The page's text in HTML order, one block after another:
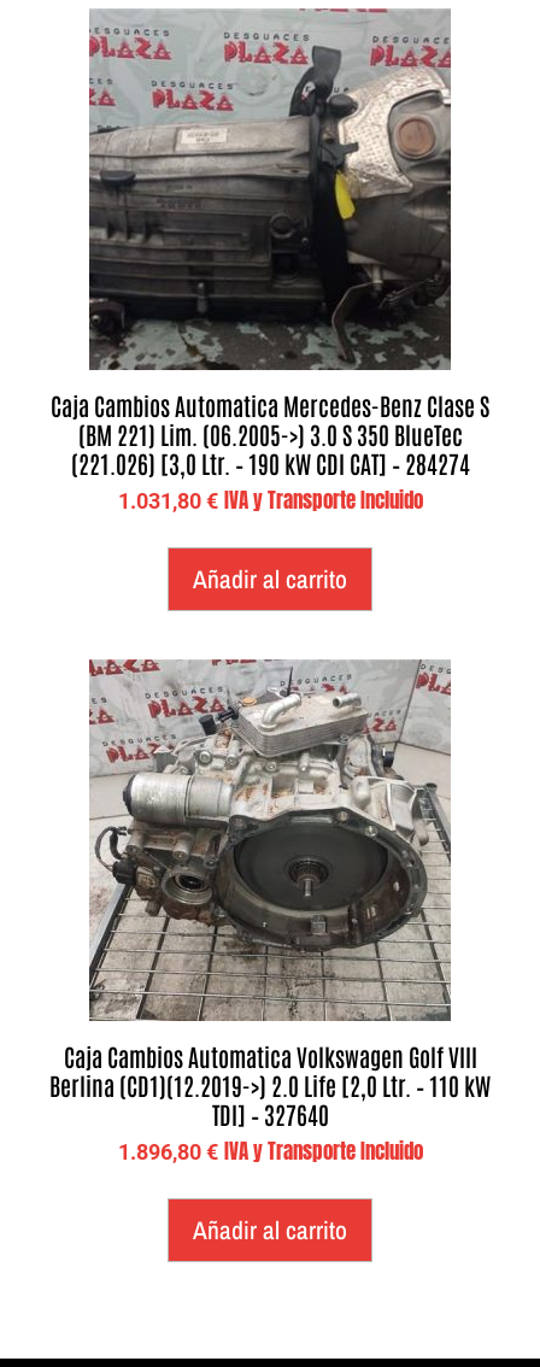
Caja Cambios Automatica Mercedes-Benz Clase S
(BM 221) Lim. (06.2005->) 3.0 S 350 BlueTec
(221.026) [3,0 Ltr. – 190 kW CDI CAT] – 284274
1.031,80€ IVA y Transporte Incluido
Añadir al carrito
Caja Cambios Automatica Volkswagen Golf VIII
Berlina (CD1)(12.2019->) 2.0 Life [2,0 Ltr. – 110 kW
TDI] – 327640
1.896,80€ IVA y Transporte Incluido
Añadir al carrito